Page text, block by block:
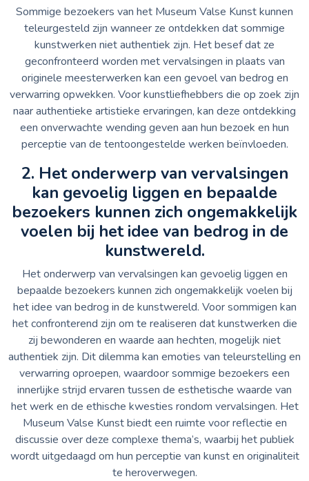
Sommige bezoekers van het Museum Valse Kunst kunnen
teleurgesteld zijn wanneer ze ontdekken dat sommige
kunstwerken niet authentiek zijn. Het besef dat ze
geconfronteerd worden met vervalsingen in plaats van
originele meesterwerken kan een gevoel van bedrog en
verwarring opwekken. Voor kunstliefhebbers die op zoek zijn
naar authentieke artistieke ervaringen, kan deze ontdekking
een onverwachte wending geven aan hun bezoek en hun
perceptie van de tentoongestelde werken beïnvloeden.
2. Het onderwerp van vervalsingen
kan gevoelig liggen en bepaalde
bezoekers kunnen zich ongemakkelijk
voelen bij het idee van bedrog in de
kunstwereld.
Het onderwerp van vervalsingen kan gevoelig liggen en
bepaalde bezoekers kunnen zich ongemakkelijk voelen bij
het idee van bedrog in de kunstwereld. Voor sommigen kan
het confronterend zijn om te realiseren dat kunstwerken die
zij bewonderen en waarde aan hechten, mogelijk niet
authentiek zijn. Dit dilemma kan emoties van teleurstelling en
verwarring oproepen, waardoor sommige bezoekers een
innerlijke strijd ervaren tussen de esthetische waarde van
het werk en de ethische kwesties rondom vervalsingen. Het
Museum Valse Kunst biedt een ruimte voor reflectie en
discussie over deze complexe thema’s, waarbij het publiek
wordt uitgedaagd om hun perceptie van kunst en originaliteit
te heroverwegen.